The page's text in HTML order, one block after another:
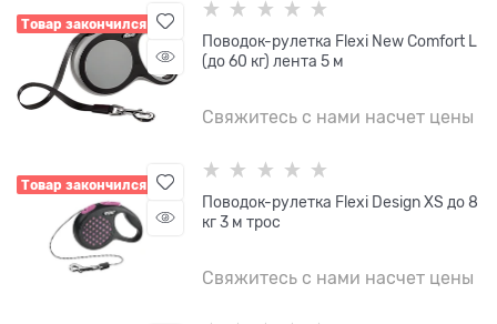
Товар закончился
Поводок-рулетка Flexi New Comfort L
(до 60 кг) лента 5 м
Свяжитесь с нами насчет цены
Товар закончился
Поводок-рулетка Flexi Design XS до 8
кг 3 м трос
Свяжитесь с нами насчет цены